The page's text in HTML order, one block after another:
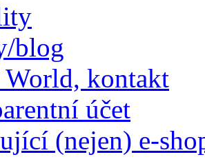
blog
kontakt
účet
(nejen) e-